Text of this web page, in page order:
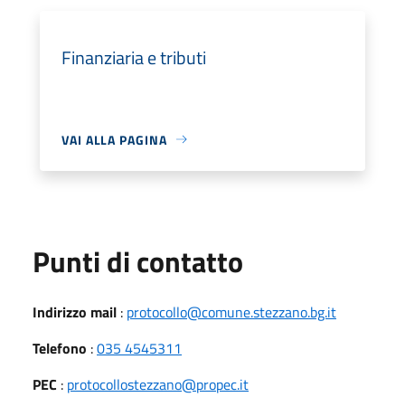
Finanziaria e tributi
VAI ALLA PAGINA
Punti di contatto
Indirizzo mail : protocollo@comune.stezzano.bg.it
Telefono :035 4545311
PEC : protocollostezzano@propec.it